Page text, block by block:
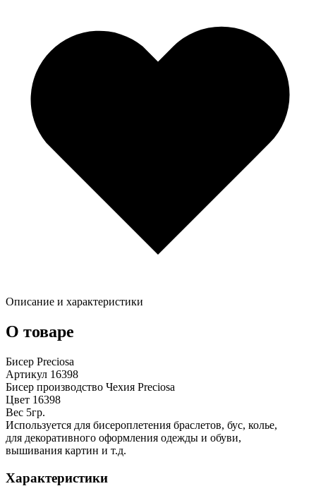
Описание и характеристики
О товаре
Бисер Preciosa
Артикул 16398
Бисер производство Чехия Preciosa
Цвет 16398
Вес 5гр.
Используется для бисероплетения браслетов, бус, колье,
для декоративного оформления одежды и обуви,
вышивания картин и т.д.
Характеристики